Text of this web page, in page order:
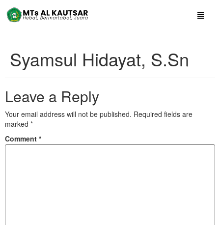
Syamsul Hidayat, S.Sn
Leave a Reply
Your email address will not be published. Required fields are
marked *
Comment *